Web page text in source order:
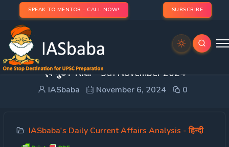
SPEAK TO MENTOR - CALL NOW! SUBSCRIBE
DAILY CURRENT AFFAIRS IAS हिन्दी | UPSC प्रारंभिक
एवं मुख्य परीक्षा – 5th November 2024
IASbaba November 6, 2024 0
IASbaba's Daily Current Affairs Analysis - हिन्दी